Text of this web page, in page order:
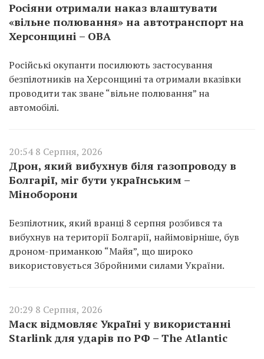
Росіяни отримали наказ влаштувати
«вільне полювання» на автотранспорт на
Херсонщині – ОВА
Російські окупанти посилюють застосування
безпілотників на Херсонщині та отримали вказівки
проводити так зване “вільне полювання” на
автомобілі.
20:54 8 Серпня, 2026
Дрон, який вибухнув біля газопроводу в
Болгарії, міг бути українським –
Міноборони
Безпілотник, який вранці 8 серпня розбився та
вибухнув на території Болгарії, найімовірніше, був
дроном-приманкою “Майя”, що широко
використовується Збройними силами України.
20:29 8 Серпня, 2026
Маск відмовляє Україні у використанні
Starlink для ударів по РФ – The Atlantic